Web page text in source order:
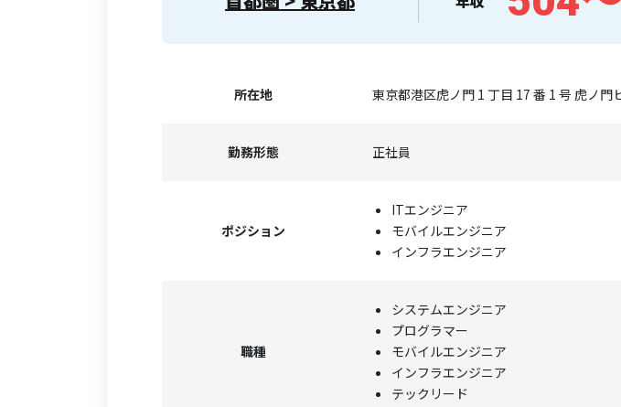
所在地 東京都港区虎ノ門 1 丁目 17 番 1 号 虎ノ門
勤務形態 正社員
ポジション
ITエンジニア
モバイルエンジニア
インフラエンジニア
職種
システムエンジニア
プログラマー
モバイルエンジニア
インフラエンジニア
テックリード